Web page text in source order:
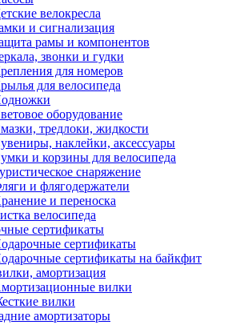
велокресла
и сигнализация
рамы и компонентов
звонки и гудки
для номеров
для велосипеда
оборудование
тредлоки, жидкости
наклейки, аксессуары
и корзины для велосипеда
снаряжение
и флягодержатели
и переноска
велосипеда
сертификаты
сертификаты
сертификаты на байкфит
амортизация
вилки
вилки
амортизаторы